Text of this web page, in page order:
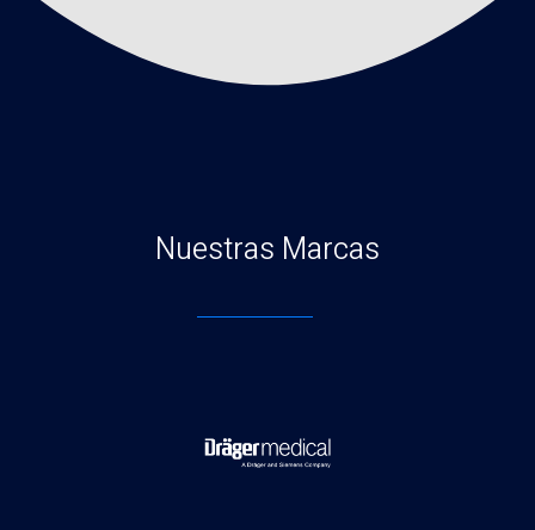
Nuestras Marcas